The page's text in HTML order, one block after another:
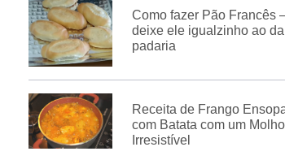
Como fazer Pão Francês
deixe ele igualzinho ao da
padaria
Receita de Frango
com Batata com um Molho
Irresistível